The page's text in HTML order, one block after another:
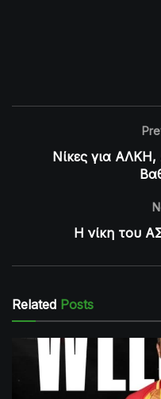
Νίκες για
Η νίκη του
Related Posts